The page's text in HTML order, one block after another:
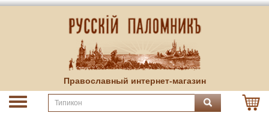
Православный интернет-магазин